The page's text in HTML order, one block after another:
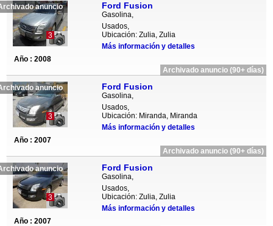
anuncio
3
Ford Fusion
Gasolina,
Usados,
Ubicación: Zulia, Zulia
Más información y detalles
Año : 2008
Archivado anuncio (90+ días)
anuncio
3
Ford Fusion
Gasolina,
Usados,
Ubicación: Miranda, Miranda
Más información y detalles
Año : 2007
Archivado anuncio (90+ días)
anuncio
3
Ford Fusion
Gasolina,
Usados,
Ubicación: Zulia, Zulia
Más información y detalles
Año : 2007